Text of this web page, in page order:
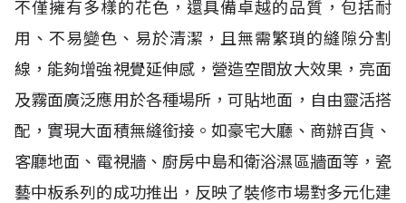
不僅擁有多樣的花色，還具備卓越的品質，包括耐
用、不易變色、易於清潔，且無需繁瑣的縫隙分割
線，能夠增強視覺延伸感，營造空間放大效果，亮面
及霧面廣泛應用於各種場所，可貼地面，自由靈活搭
配，實現大面積無縫銜接。如豪宅大廳、商辦百貨、
客廳地面、電視牆、廚房中島和衛浴濕區牆面等，瓷
藝中板系列的成功推出，反映了裝修市場對多元化建